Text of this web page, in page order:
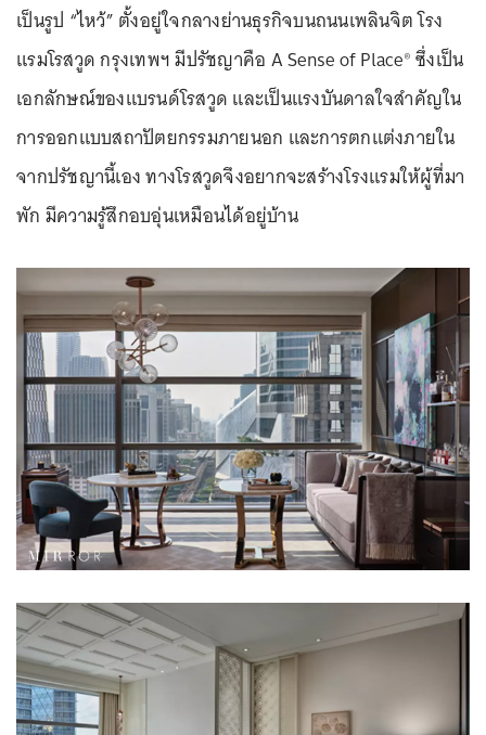
เป็นรูป “ไหว้” ตั้งอยู่ใจกลางย่านธุรกิจบนถนนเพลินจิต โรง
แรมโรสวูด กรุงเทพฯ มีปรัชญาคือ A Sense of Place® ซึ่งเป็น
เอกลักษณ์ของแบรนด์โรสวูด และเป็นแรงบันดาลใจสำคัญใน
การออกแบบสถาปัตยกรรมภายนอก และการตกแต่งภายใน
จากปรัชญานี้เอง ทางโรสวูดจึงอยากจะสร้างโรงแรมให้ผู้ที่มา
พัก มีความรู้สึกอบอุ่นเหมือนได้อยู่บ้าน